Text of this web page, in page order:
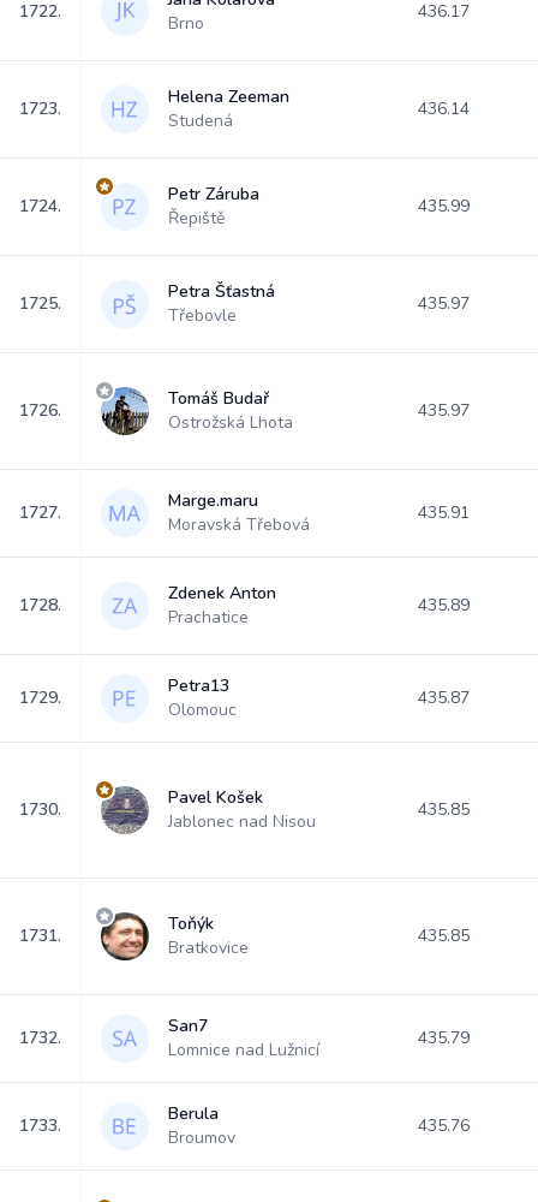
1722.
Brno
436.17
1723.
Helena Zeeman
Studená
436.14
1724.
Petr Záruba
Řepiště
435.99
1725.
Petra Šťastná
Třebovle
435.97
1726.
Tomáš Budař
Ostrožská Lhota
435.97
1727.
Marge.maru
Moravská Třebová
435.91
1728.
Zdenek Anton
Prachatice
435.89
1729.
Petra13
Olomouc
435.87
1730.
Pavel Košek
Jablonec nad Nisou
435.85
1731.
Toňýk
Bratkovice
435.85
1732.
San7
Lomnice nad Lužnicí
435.79
1733.
Berula
Broumov
435.76